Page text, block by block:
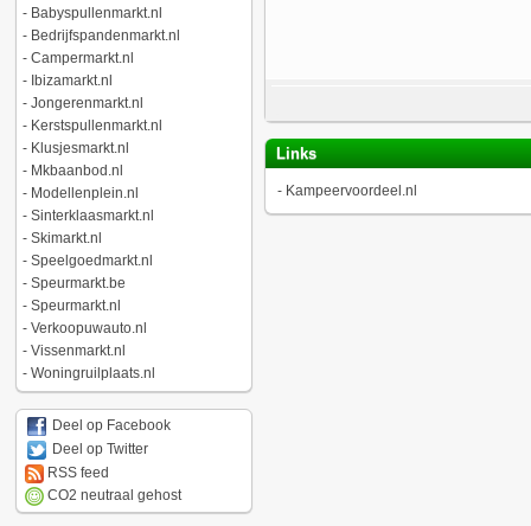
- Babyspullenmarkt.nl
- Bedrijfspandenmarkt.nl
- Campermarkt.nl
- Ibizamarkt.nl
- Jongerenmarkt.nl
- Kerstspullenmarkt.nl
- Klusjesmarkt.nl
- Mkbaanbod.nl
- Modellenplein.nl
- Sinterklaasmarkt.nl
- Skimarkt.nl
- Speelgoedmarkt.nl
- Speurmarkt.be
- Speurmarkt.nl
- Verkoopuwauto.nl
- Vissenmarkt.nl
- Woningruilplaats.nl
Deel op Facebook
Deel op Twitter
RSS feed
CO2 neutraal gehost
Links
- Kampeervoordeel.nl